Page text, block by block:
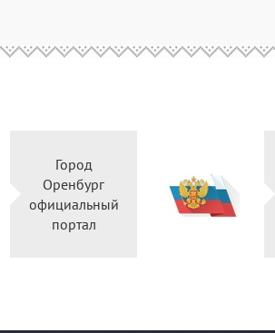
Оренбург